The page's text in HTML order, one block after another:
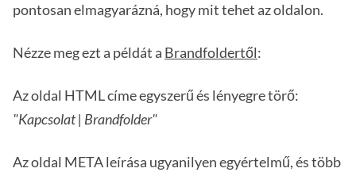
pontosan elmagyarázná, hogy mit tehet az oldalon.
Nézze meg ezt a példát a Brandfoldertől:
Az oldal HTML címe egyszerű és lényegre törő:
"Kapcsolat | Brandfolder"
Az oldal META leírása ugyanilyen egyértelmű, és több